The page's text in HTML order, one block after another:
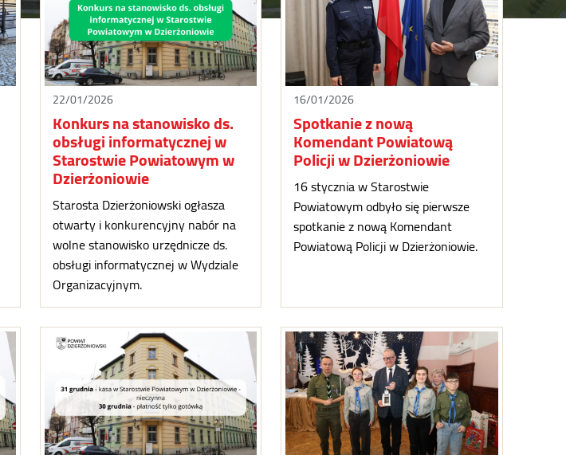
22/01/2026
Konkurs na stanowisko ds.
obsługi informatycznej w
Starostwie Powiatowym w
Dzierżoniowie
Starosta Dzierżoniowski ogłasza
otwarty i konkurencyjny nabór na
wolne stanowisko urzędnicze ds.
obsługi informatycznej w Wydziale
Organizacyjnym.
16/01/2026
Spotkanie z nową
Komendant Powiatową
Policji w Dzierżoniowie
16 stycznia w Starostwie
Powiatowym odbyło się pierwsze
spotkanie z nową Komendant
Powiatową Policji w Dzierżoniowie.